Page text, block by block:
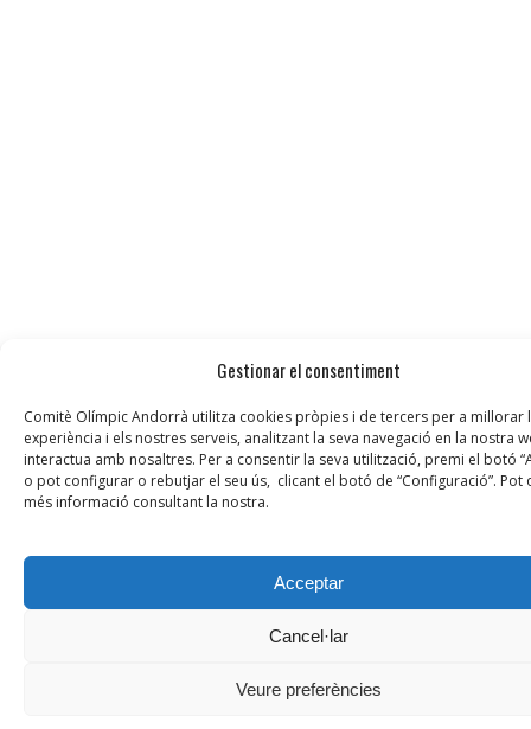
Gestionar el consentiment
Comitè Olímpic Andorrà utilitza cookies pròpies i de tercers per a millorar
experiència i els nostres serveis, analitzant la seva navegació en la nostra
interactua amb nosaltres. Per a consentir la seva utilització, premi el botó
o pot configurar o rebutjar el seu ús, clicant el botó de “Configuració”. Pot
més informació consultant la nostra.
Acceptar
Cancel·lar
Veure preferències